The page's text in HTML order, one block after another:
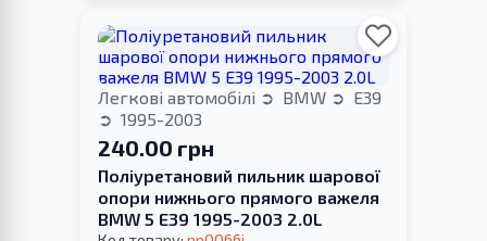
Легкові автомобілі BMW
E39
1995-2003
240.00 грн
Поліуретановий пильник шарової
опори нижнього прямого важеля
BMW 5 E39 1995-2003 2.0L